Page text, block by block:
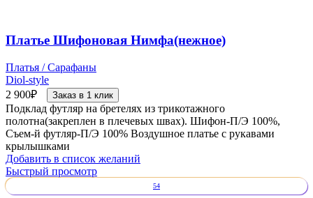
Платье Шифоновая Нимфа(нежное)
Платья / Сарафаны
Diol-style
2 900₽ Заказ в 1 клик
Подклад футляр на бретелях из трикотажного
полотна(закреплен в плечевых швах). Шифон-П/Э 100%,
Съем-й футляр-П/Э 100% Воздушное платье с рукавами
крылышками
Добавить в список желаний
Быстрый просмотр
54